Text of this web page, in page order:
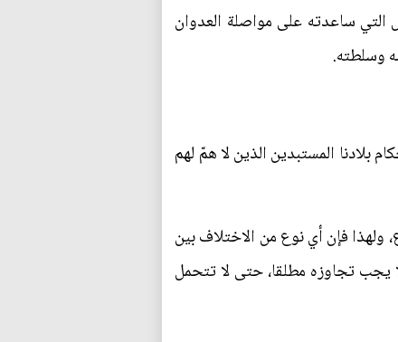
ساعدته على مواصلة العدوان
وسلطته.
المستبدين الذين لا همّ لهم
ولهذا فإن أي نوع من الاختلاف بين
لا يجب تجاوزه مطلقا، حتى لا تتحمل